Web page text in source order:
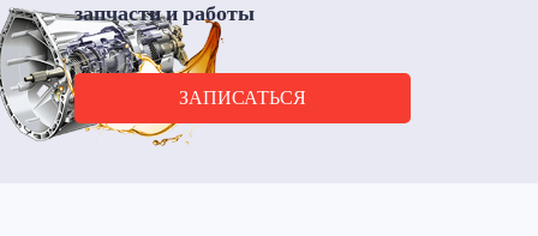
запчасти и работы
ЗАПИСАТЬСЯ